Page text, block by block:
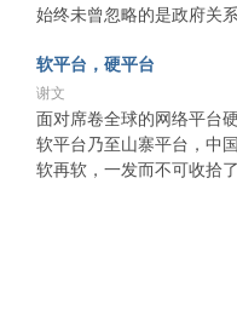
始终未曾忽略的是政府关系
软平台，硬平台
谢文
面对席卷全球的网络平台
软平台乃至山寨平台，中
软再软，一发而不可收拾了